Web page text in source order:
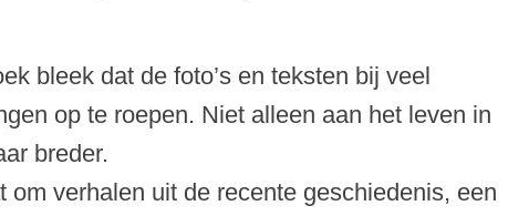
bleek dat de foto’s en teksten bij veel
op te roepen. Niet alleen aan het leven in
breder.
om verhalen uit de recente geschiedenis, een